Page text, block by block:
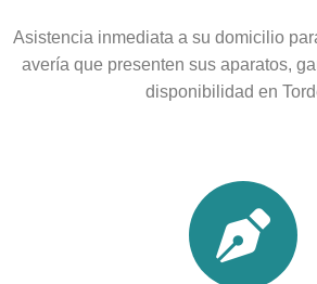
Asistencia inmediata a su domicilio
avería que presenten sus aparatos,
disponibilidad en